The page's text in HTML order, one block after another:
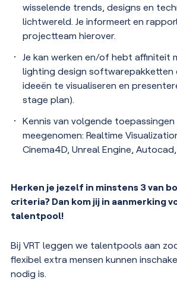
wisselende trends, designs en
lichtwereld. Je informeert en
projectteam hierover.
Je kan werken en/of hebt affiniteit
lighting design softwarepakketten
ideeën te visualiseren en
stage plan).
Kennis van volgende toepassingen
meegenomen: Realtime
Cinema4D, Unreal Engine,
Herken je jezelf in minstens 3 van
criteria? Dan kom jij in aanmerking
talentpool!
Bij VRT leggen we talentpools aan
flexibel extra mensen kunnen
nodig is.